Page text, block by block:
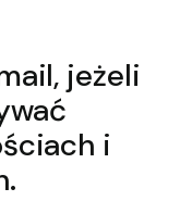
jeżeli
i